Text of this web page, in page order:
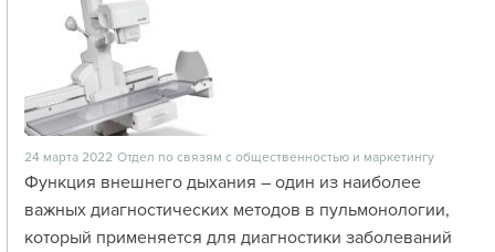
24 марта 2022 Отдел по связям с общественностью и маркетингу
Функция внешнего дыхания – один из наиболее
важных диагностических методов в пульмонологии,
который применяется для диагностики заболеваний